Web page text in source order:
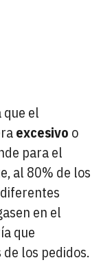
que el
excesivo o
para el
al 80% de los
en el
que
los pedidos.